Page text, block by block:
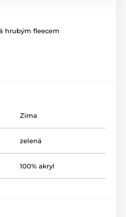
hrubým fleecem
Zima
zelená
100% akryl